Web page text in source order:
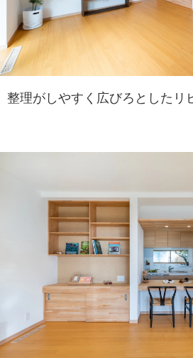
整理がしやすく広びろとしたリ